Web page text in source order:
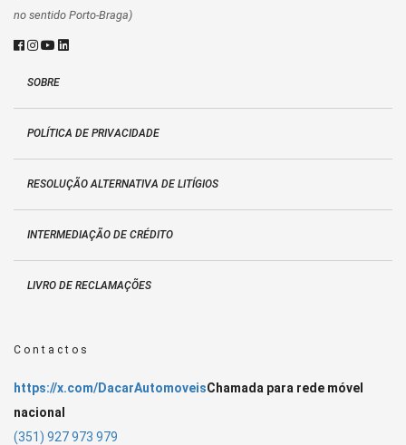
no sentido Porto-Braga)
SOBRE
POLÍTICA DE PRIVACIDADE
RESOLUÇÃO ALTERNATIVA DE LITÍGIOS
INTERMEDIAÇÃO DE CRÉDITO
LIVRO DE RECLAMAÇÕES
Contactos
https://x.com/DacarAutomoveisChamada para rede móvel
nacional
(351) 927 973 979